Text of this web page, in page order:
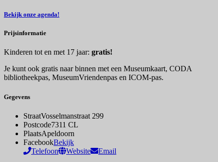
Bekijk onze agenda!
Prijsinformatie
Kinderen tot en met 17 jaar: gratis!
Je kunt ook gratis naar binnen met een Museumkaart, CODA
bibliotheekpas, MuseumVriendenpas en ICOM-pas.
Gegevens
StraatVosselmanstraat 299
Postcode7311 CL
PlaatsApeldoorn
FacebookBekijk
Telefoon
Website Email